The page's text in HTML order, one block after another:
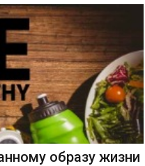
образу жизни